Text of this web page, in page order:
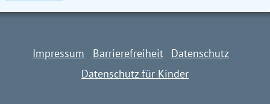
Impressum Barrierefreiheit
Datenschutz
Datenschutz für Kinder